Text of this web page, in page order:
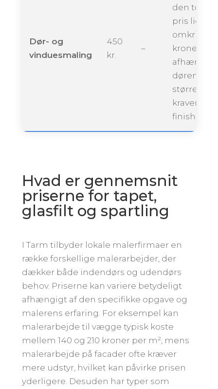
Dør- og
vinduesmaling
450
kr.
–
den totale
pris ligge
omkring
kroner,
afhængigt
dørenes
størrelse
kravene til
finish.
Hvad er gennemsnit
priserne for tapet,
glasfilt og spartling
I Tarm tilbyder lokale malerfirmaer en
række forskellige malerarbejder, der
dækker både indendørs og udendørs
behov. Priserne kan variere betydeligt
afhængigt af den specifikke opgave og
malerens erfaring. For eksempel kan
malerarbejde til vægge typisk koste
mellem 140 og 210 kroner per m², mens
malerarbejde på facader ofte kræver
mere udstyr, hvilket kan påvirke prisen
yderligere. Desuden har typer som